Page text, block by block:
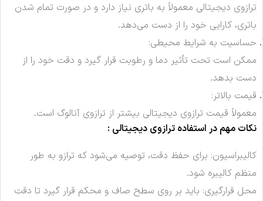
ترازوی دیجیتالی معمولاً به باتری نیاز دارد و در صورت تمام شدن
باتری، کارایی خود را از دست می‌دهد.
حساسیت به شرایط محیطی:
ممکن است تحت تأثیر دما و رطوبت قرار گیرد و دقت خود را از
دست بدهد.
قیمت بالاتر:
معمولاً قیمت ترازوی دیجیتالی بیشتر از ترازوی آنالوگ است.
نکات مهم در استفاده ترازوی دیجیتالی :
کالیبراسیون: برای حفظ دقت، توصیه می‌شود که ترازو به طور
منظم کالیبره شود.
محل قرارگیری: باید بر روی سطح صاف و محکم قرار گیرد تا دقت